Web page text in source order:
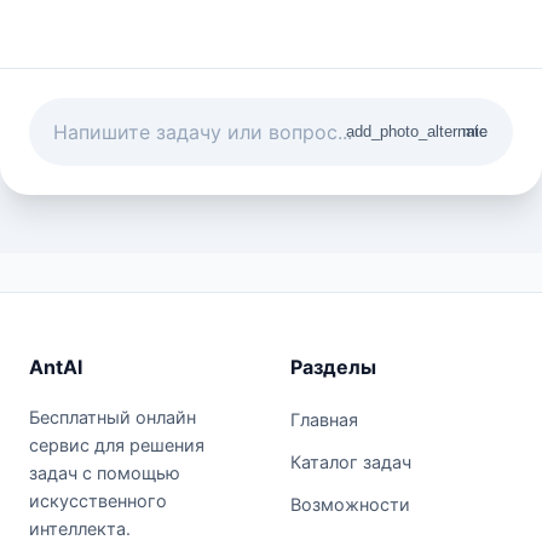
add_photo_alternate
mic
AntAI
Бесплатный онлайн
сервис для решения
задач с помощью
искусственного
интеллекта.
Разделы
Главная
Каталог задач
Возможности